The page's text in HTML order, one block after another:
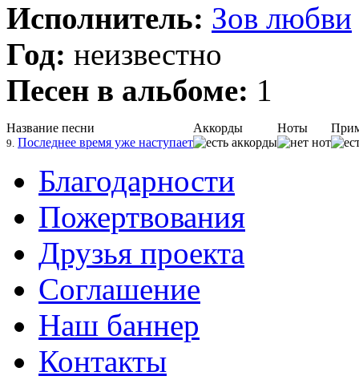
Исполнитель: Зов любви
Год: неизвестно
Песен в альбоме: 1
Название песни Аккорды Ноты
9. Последнее время уже наступает
Благодарности
Пожертвования
Друзья проекта
Соглашение
Наш баннер
Контакты